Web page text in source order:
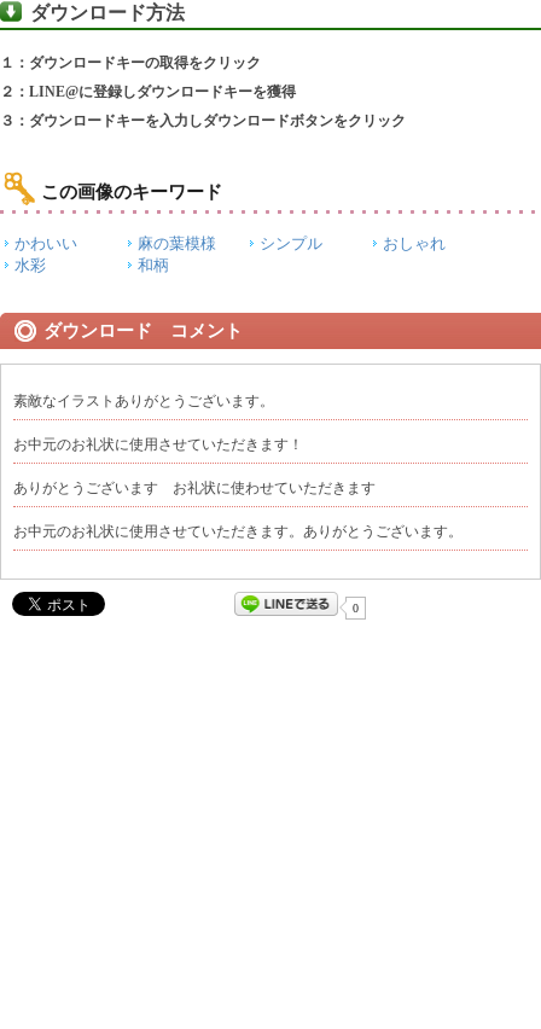
ダウンロード方法
１：ダウンロードキーの取得をクリック
２：LINE@に登録しダウンロードキーを獲得
３：ダウンロードキーを入力しダウンロードボタンをクリック
この画像のキーワード
かわいい 麻の葉模様 シンプル
おしゃれ
水彩
和柄
ダウンロード コメント
素敵なイラストありがとうございます。
お中元のお礼状に使用させていただきます！
ありがとうございます お礼状に使わせていただきます
お中元のお礼状に使用させていただきます。ありがとうございます。
0